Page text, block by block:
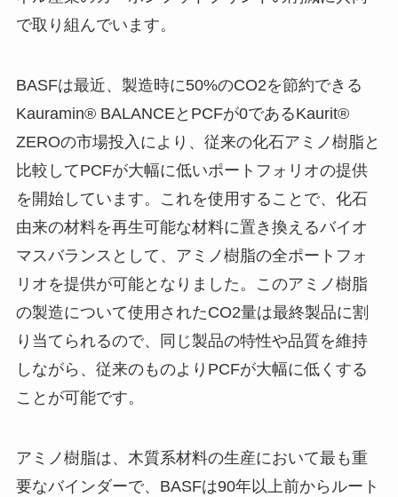
で取り組んでいます。
BASFは最近、製造時に50%のCO2を節約できる
Kauramin® BALANCEとPCFが0であるKaurit®
ZEROの市場投入により、従来の化石アミノ樹脂と
比較してPCFが大幅に低いポートフォリオの提供
を開始しています。これを使用することで、化石
由来の材料を再生可能な材料に置き換えるバイオ
マスバランスとして、アミノ樹脂の全ポートフォ
リオを提供が可能となりました。このアミノ樹脂
の製造について使用されたCO2量は最終製品に割
り当てられるので、同じ製品の特性や品質を維持
しながら、従来のものよりPCFが大幅に低くする
ことが可能です。
アミノ樹脂は、木質系材料の生産において最も重
要なバインダーで、BASFは90年以上前からルート